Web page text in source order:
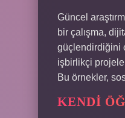
Güncel
bir çalışma,
güçlendirdiğini
işbirlikçi
Bu örnekler,
KENDI